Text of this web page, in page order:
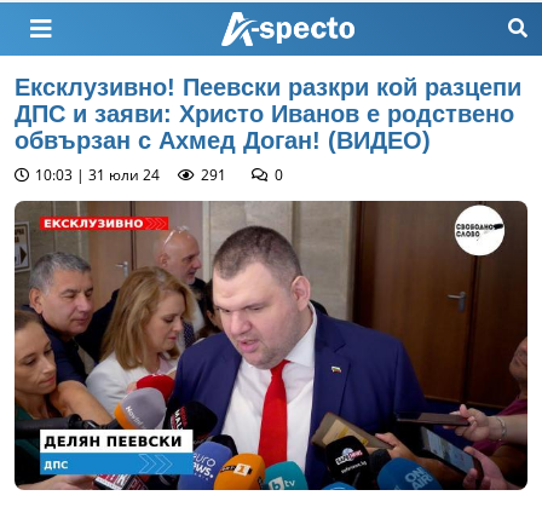
Ексклузивно! Пеевски разкри кой разцепи
ДПС и заяви: Христо Иванов е родствено
обвързан с Ахмед Доган! (ВИДЕО)
10:03 | 31 юли 24 291 0